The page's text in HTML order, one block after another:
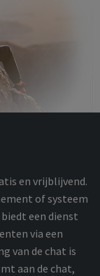
en vrijblijvend.
of systeem
een dienst
via een
van de chat is
aan de chat,